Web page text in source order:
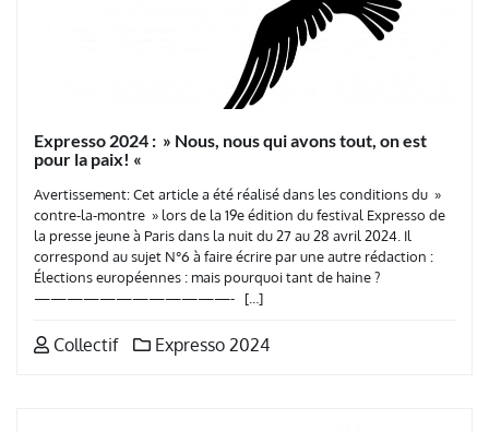
Expresso 2024 : » Nous, nous qui avons tout, on est
pour la paix! «
Avertissement: Cet article a été réalisé dans les conditions du »
contre-la-montre » lors de la 19e édition du festival Expresso de
la presse jeune à Paris dans la nuit du 27 au 28 avril 2024. Il
correspond au sujet N°6 à faire écrire par une autre rédaction :
Élections européennes : mais pourquoi tant de haine ?
————————————- […]
Collectif Expresso 2024